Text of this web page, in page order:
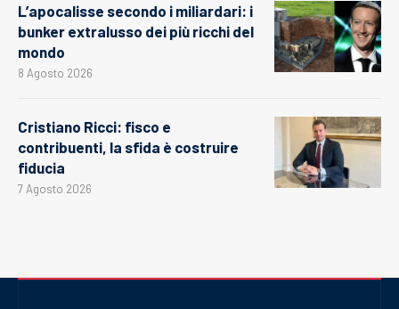
L’apocalisse secondo i miliardari: i
bunker extralusso dei più ricchi del
mondo
8 Agosto 2026
Cristiano Ricci: fisco e
contribuenti, la sfida è costruire
fiducia
7 Agosto 2026